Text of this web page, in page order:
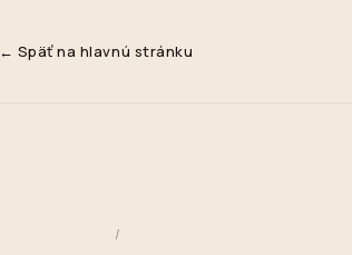
← Späť na hlavnú stránku
/